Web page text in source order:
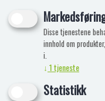
Disse tjenestene
innhold om
i.
↓ 1tjeneste
Statistikk